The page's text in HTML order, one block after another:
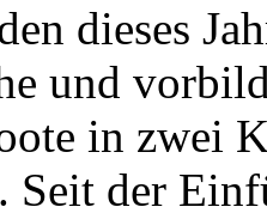
dieses
und
in zwei
Seit der